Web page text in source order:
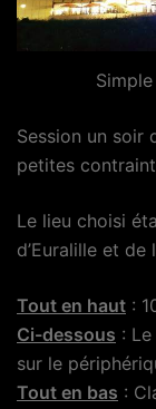
Session un soir
petites
Le lieu choisi
d’Euralille et de
Tout en haut :
Ci-dessous :
sur le
Tout en bas :